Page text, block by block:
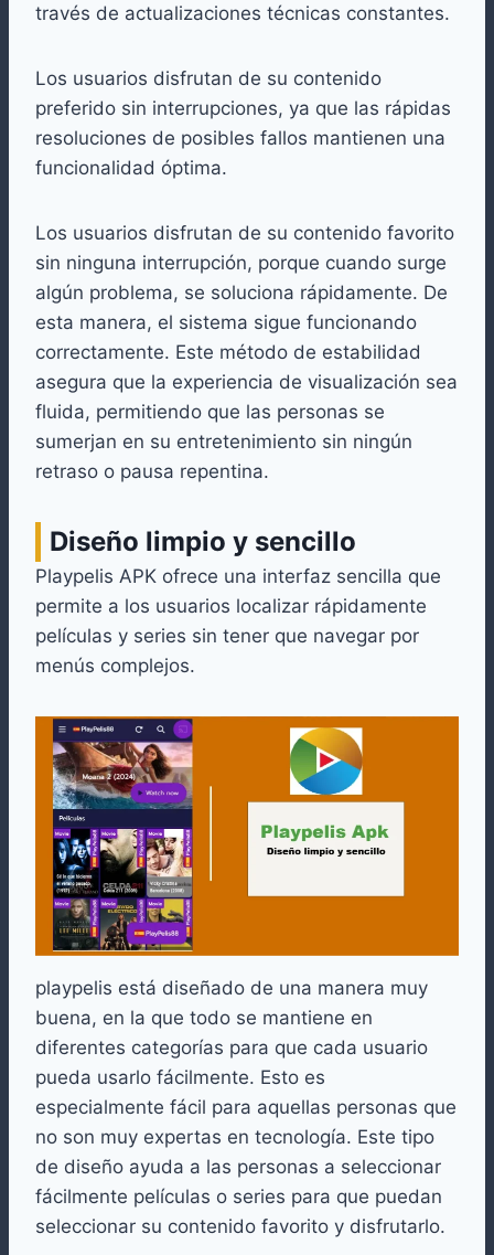
través de actualizaciones técnicas constantes.
Los usuarios disfrutan de su contenido
preferido sin interrupciones, ya que las rápidas
resoluciones de posibles fallos mantienen una
funcionalidad óptima.
Los usuarios disfrutan de su contenido favorito
sin ninguna interrupción, porque cuando surge
algún problema, se soluciona rápidamente. De
esta manera, el sistema sigue funcionando
correctamente. Este método de estabilidad
asegura que la experiencia de visualización sea
fluida, permitiendo que las personas se
sumerjan en su entretenimiento sin ningún
retraso o pausa repentina.
Diseño limpio y sencillo
Playpelis APK ofrece una interfaz sencilla que
permite a los usuarios localizar rápidamente
películas y series sin tener que navegar por
menús complejos.
playpelis está diseñado de una manera muy
buena, en la que todo se mantiene en
diferentes categorías para que cada usuario
pueda usarlo fácilmente. Esto es
especialmente fácil para aquellas personas que
no son muy expertas en tecnología. Este tipo
de diseño ayuda a las personas a seleccionar
fácilmente películas o series para que puedan
seleccionar su contenido favorito y disfrutarlo.